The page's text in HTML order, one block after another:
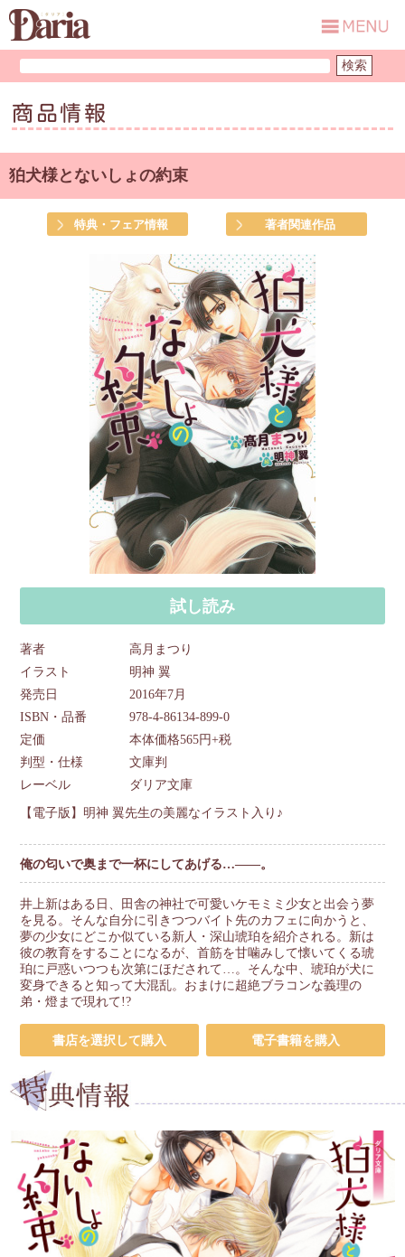
商品情報
狛犬様とないしょの約束
特典・フェア情報 著者関連作品
試し読み
著者
高月まつり
イラスト
明神 翼
発売日
2016年7月
ISBN・品番
978-4-86134-899-0
定価
本体価格565円+税
判型・仕様
文庫判
レーベル
ダリア文庫
【電子版】明神 翼先生の美麗なイラスト入り♪
俺の匂いで奥まで一杯にしてあげる…――。
井上新はある日、田舎の神社で可愛いケモミミ少女と出会う夢
を見る。そんな自分に引きつつバイト先のカフェに向かうと、
夢の少女にどこか似ている新人・深山琥珀を紹介される。新は
彼の教育をすることになるが、首筋を甘噛みして懐いてくる琥
珀に戸惑いつつも次第にほだされて…。そんな中、琥珀が犬に
変身できると知って大混乱。おまけに超絶ブラコンな義理の
弟・燈まで現れて!?
書店を選択して購入 電子書籍を購入